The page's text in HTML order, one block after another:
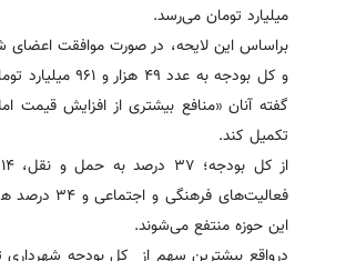
میلیارد تومان می‌رسد.
و کل بودجه به
تکمیل کند.
این حوزه منتفع می‌شوند.